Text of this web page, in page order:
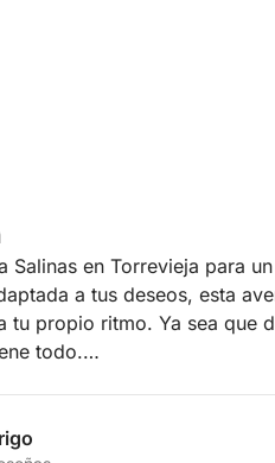
Salinas en Torrevieja para
a tus deseos, esta
tu propio ritmo. Ya sea que
todo.
paradas. Fondea en la